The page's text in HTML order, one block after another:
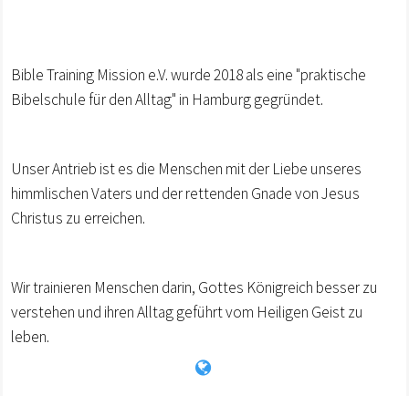
Bible Training Mission e.V. wurde 2018 als eine "praktische
Bibelschule für den Alltag" in Hamburg gegründet.
Unser Antrieb ist es die Menschen mit der Liebe unseres
himmlischen Vaters und der rettenden Gnade von Jesus
Christus zu erreichen.
Wir trainieren Menschen darin, Gottes Königreich besser zu
verstehen und ihren Alltag geführt vom Heiligen Geist zu
leben.